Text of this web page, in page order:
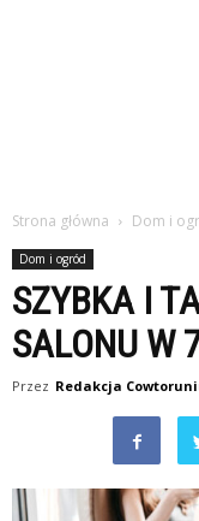
Strona główna Dom i
Dom i ogród
SZYBKA I
SALONU W
Przez Redakcja